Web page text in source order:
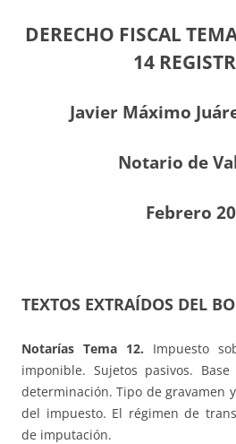
DERECHO FISCAL
14
Javier Máximo
Notario de
Febrero
TEXTOS EXTRAÍDOS DEL
Notarías Tema 12. Impuesto
imponible. Sujetos pasivos.
determinación. Tipo de gravamen
del impuesto. El régimen de
de imputación.